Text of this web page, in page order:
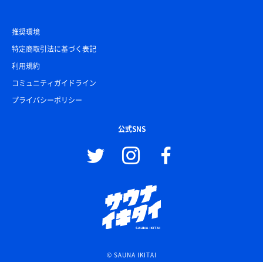
推奨環境
特定商取引法に基づく表記
利用規約
コミュニティガイドライン
プライバシーポリシー
公式SNS
© SAUNA IKITAI